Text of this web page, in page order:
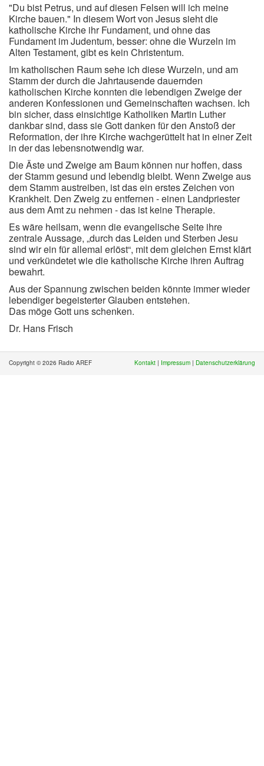
"Du bist Petrus, und auf diesen Felsen will ich meine
Kirche bauen." In diesem Wort von Jesus sieht die
katholische Kirche ihr Fundament, und ohne das
Fundament im Judentum, besser: ohne die Wurzeln im
Alten Testament, gibt es kein Christentum.
Im katholischen Raum sehe ich diese Wurzeln, und am
Stamm der durch die Jahrtausende dauernden
katholischen Kirche konnten die lebendigen Zweige der
anderen Konfessionen und Gemeinschaften wachsen. Ich
bin sicher, dass einsichtige Katholiken Martin Luther
dankbar sind, dass sie Gott danken für den Anstoß der
Reformation, der ihre Kirche wachgerüttelt hat in einer Zeit
in der das lebensnotwendig war.
Die Äste und Zweige am Baum können nur hoffen, dass
der Stamm gesund und lebendig bleibt. Wenn Zweige aus
dem Stamm austreiben, ist das ein erstes Zeichen von
Krankheit. Den Zweig zu entfernen - einen Landpriester
aus dem Amt zu nehmen - das ist keine Therapie.
Es wäre heilsam, wenn die evangelische Seite ihre
zentrale Aussage, „durch das Leiden und Sterben Jesu
sind wir ein für allemal erlöst“, mit dem gleichen Ernst klärt
und verkündetet wie die katholische Kirche ihren Auftrag
bewahrt.
Aus der Spannung zwischen beiden könnte immer wieder
lebendiger begeisterter Glauben entstehen.
Das möge Gott uns schenken.
Dr. Hans Frisch
Copyright © 2026 Radio AREF Kontakt | Impressum | Datenschutzerklärung